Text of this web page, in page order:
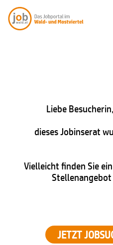
Liebe
dieses Jobinserat
Vielleicht finden Sie
JETZT